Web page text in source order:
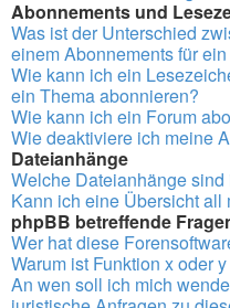
Abonnements und
Was ist der Unterschied
einem Abonnements für
Wie kann ich ein
ein Thema abonnieren?
Wie kann ich ein Forum
Wie deaktiviere ich meine
Dateianhänge
Welche Dateianhänge
Kann ich eine Übersicht
phpBB betreffende
Wer hat diese
Warum ist Funktion x oder
An wen soll ich mich